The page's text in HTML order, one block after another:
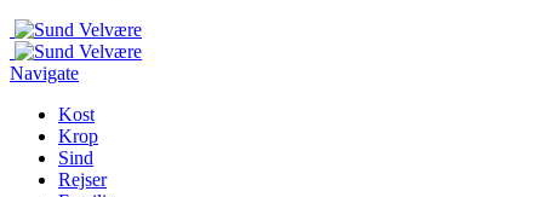
Navigate
Kost
Krop
Sind
Rejser